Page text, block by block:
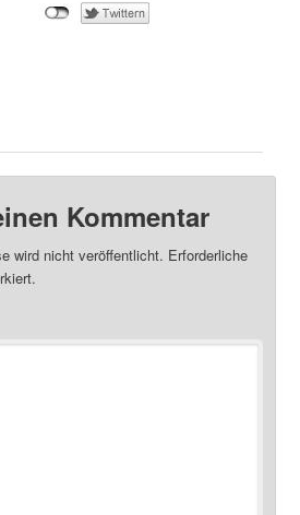
Kommentar
wird nicht veröffentlicht. Erforderliche